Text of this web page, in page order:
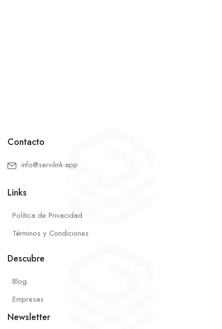
Contacto
info@servilink.app
Links
Política de Privacidad
Términos y Condiciones
Descubre
Blog
Empresas
Newsletter